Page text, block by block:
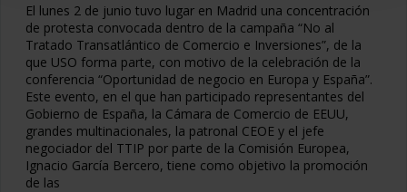
El lunes 2 de junio tuvo lugar en Madrid una concentración
de protesta convocada dentro de la campaña “No al
Tratado Transatlántico de Comercio e Inversiones”, de la
que USO forma parte, con motivo de la celebración de la
conferencia “Oportunidad de negocio en Europa y España”.
Este evento, en el que han participado representantes del
Gobierno de España, la Cámara de Comercio de EEUU,
grandes multinacionales, la patronal CEOE y el jefe
negociador del TTIP por parte de la Comisión Europea,
Ignacio García Bercero, tiene como objetivo la promoción
de las